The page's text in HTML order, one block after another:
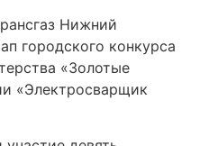
Нижний
городского конкурса
«Золотые
«Электросварщик